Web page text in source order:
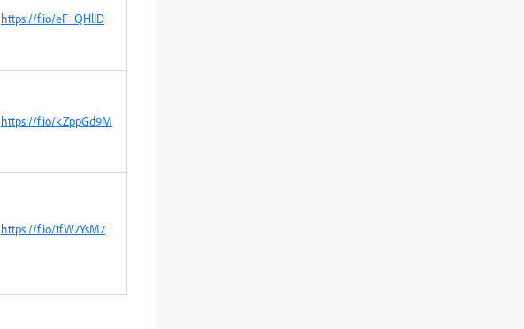
https://f.io/eF_QHlID
https://f.io/kZppGd9M
https://f.io/1fW7YsM7